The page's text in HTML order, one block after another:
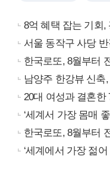
8억 혜택 잡는 기회,
서울 동작구 사당
한국로또, 8월부터
남양주 한강뷰 신축
20대 여성과 결혼한
‘세계서 가장 몸매
한국로또, 8월부터
‘세계에서 가장 젊